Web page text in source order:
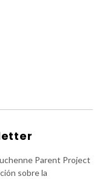
Parent Project
sobre la